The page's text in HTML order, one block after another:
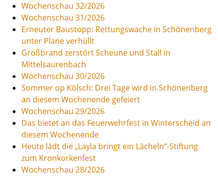
Wochenschau 32/2026
Wochenschau 31/2026
Erneuter Baustopp: Rettungswache in Schönenberg
unter Plane verhüllt
Großbrand zerstört Scheune und Stall in
Mittelsaurenbach
Wochenschau 30/2026
Sommer op Kölsch: Drei Tage wird in Schönenberg
an diesem Wochenende gefeiert
Wochenschau 29/2026
Das bietet an das Feuerwehrfest in Winterscheid an
diesem Wochenende
Heute lädt die „Layla bringt ein Lächeln“-Stiftung
zum Kronkorkenfest
Wochenschau 28/2026